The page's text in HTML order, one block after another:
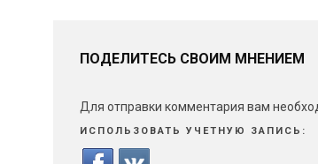
ПОДЕЛИТЕСЬ СВОИМ МНЕНИЕМ
Для отправки комментария вам
ИСПОЛЬЗОВАТЬ УЧЕТНУЮ ЗАПИСЬ: